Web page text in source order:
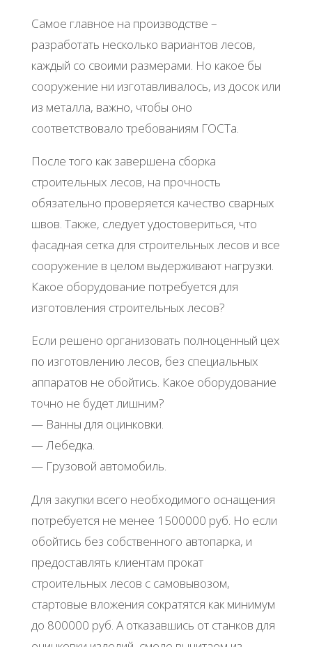
Самое главное на производстве –
разработать несколько вариантов лесов,
каждый со своими размерами. Но какое бы
сооружение ни изготавливалось, из досок или
из металла, важно, чтобы оно
соответствовало требованиям ГОСТа.
После того как завершена сборка
строительных лесов, на прочность
обязательно проверяется качество сварных
швов. Также, следует удостовериться, что
фасадная сетка для строительных лесов и все
сооружение в целом выдерживают нагрузки.
Какое оборудование потребуется для
изготовления строительных лесов?
Если решено организовать полноценный цех
по изготовлению лесов, без специальных
аппаратов не обойтись. Какое оборудование
точно не будет лишним?
— Ванны для оцинковки.
— Лебедка.
— Грузовой автомобиль.
Для закупки всего необходимого оснащения
потребуется не менее 1500000 руб. Но если
обойтись без собственного автопарка, и
предоставлять клиентам прокат
строительных лесов с самовывозом,
стартовые вложения сократятся как минимум
до 800000 руб. А отказавшись от станков для